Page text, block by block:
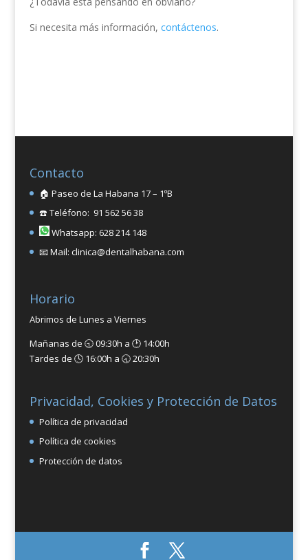
Si necesita más información, contáctenos.
Contacto
🏠 Paseo de La Habana 17 – 1ºB
☎️ Teléfono: 91 562 56 38
Whatsapp: 628 214 148
📧 Mail: clinica@dentalhabana.com
Horario
Abrimos de Lunes a Viernes
Mañanas de 🕤 09:30h a 🕑 14:00h
Tardes de 🕓 16:00h a 🕣 20:30h
Privacidad, Cookies y Protección de Datos
Política de privacidad
Política de cookies
Protección de datos